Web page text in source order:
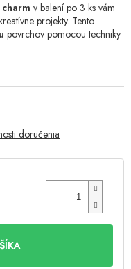
doručenia
v balení po 3 ks vám
projekty. Tento
povrchov pomocou techniky